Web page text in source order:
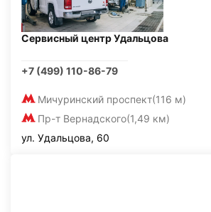
Сервисный центр Удальцова
+7 (499) 110-86-79
Мичуринский проспект(116 м)
Пр-т Вернадского(1,49 км)
ул. Удальцова, 60